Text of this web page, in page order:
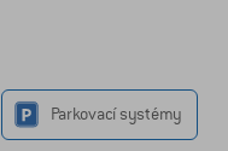
Parkovací systémy